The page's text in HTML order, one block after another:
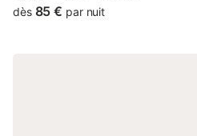
cathedral is a 35-minute drive away.
dès 85 € par nuit